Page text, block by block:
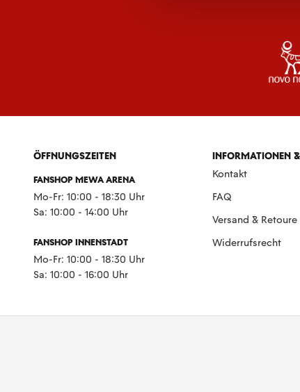
ÖFFNUNGSZEITEN
FANSHOP MEWA ARENA
Mo-Fr: 10:00 - 18:30 Uhr
Sa: 10:00 - 14:00 Uhr
FANSHOP INNENSTADT
Mo-Fr: 10:00 - 18:30 Uhr
Sa: 10:00 - 16:00 Uhr
INFORMATIONEN
Kontakt
FAQ
Versand & Retoure
Widerrufsrecht